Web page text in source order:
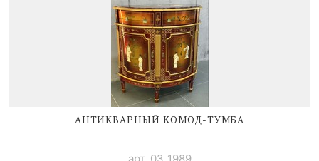
АНТИКВАРНЫЙ КОМОД-ТУМБА
арт. 03_1989